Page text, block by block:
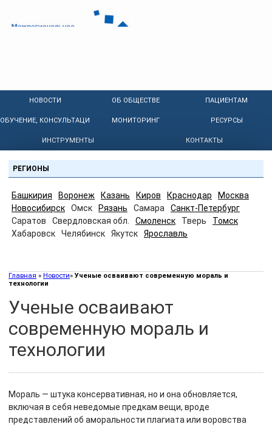
НОВОСТИ ОБ ОБЩЕСТВЕ ПАЦИЕНТАМ
ОБУЧЕНИЕ, КОНСУЛЬТАЦИИ МОНИТОРИНГ РЕСУРСЫ
ИНСТРУМЕНТЫ КОНТАКТЫ
РЕГИОНЫ
Башкирия Воронеж Казань Киров Краснодар
Москва
Новосибирск
Омск Рязань Самара
Санкт-Петербург
Саратов
Свердловская обл. Смоленск Тверь
Томск
Хабаровск
Челябинск Якутск Ярославль
Главная » Новости» Ученые осваивают современную мораль и
технологии
Ученые осваивают
современную мораль и
технологии
Мораль — штука консервативная, но и она обновляется,
включая в себя неведомые предкам вещи, вроде
представлений об аморальности плагиата или воровства